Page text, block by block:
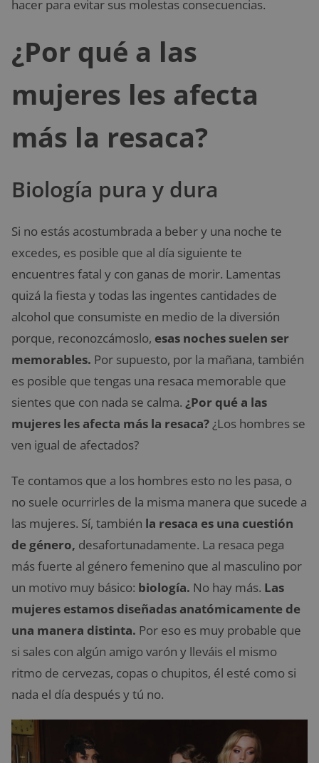
hacer para evitar sus molestas consecuencias.
¿Por qué a las
mujeres les afecta
más la resaca?
Biología pura y dura
Si no estás acostumbrada a beber y una noche te
excedes, es posible que al día siguiente te
encuentres fatal y con ganas de morir. Lamentas
quizá la fiesta y todas las ingentes cantidades de
alcohol que consumiste en medio de la diversión
porque, reconozcámoslo, esas noches suelen ser
memorables. Por supuesto, por la mañana, también
es posible que tengas una resaca memorable que
sientes que con nada se calma. ¿Por qué a las
mujeres les afecta más la resaca?¿Los hombres se
ven igual de afectados?
Te contamos que a los hombres esto no les pasa, o
no suele ocurrirles de la misma manera que sucede a
las mujeres. Sí, también la resaca es una cuestión
de género, desafortunadamente. La resaca pega
más fuerte al género femenino que al masculino por
un motivo muy básico: biología. No hay más. Las
mujeres estamos diseñadas anatómicamente de
una manera distinta. Por eso es muy probable que
si sales con algún amigo varón y lleváis el mismo
ritmo de cervezas, copas o chupitos, él esté como si
nada el día después y tú no.